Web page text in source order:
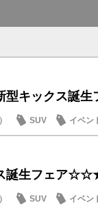
キックス誕
SUV
イベン
誕生フェア
SUV
イベン